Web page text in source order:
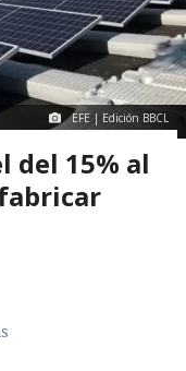
EFE | Edición BBCL
del 15% al